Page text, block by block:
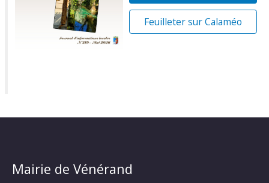
Feuilleter sur Calaméo
Mairie de Vénérand